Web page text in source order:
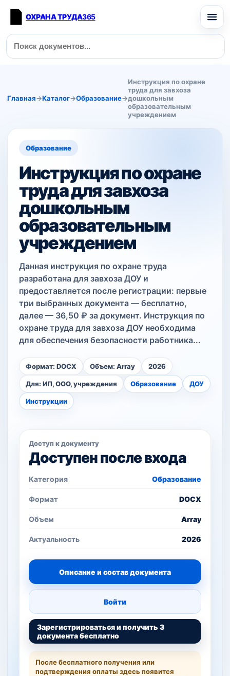
ОХРАНА ТРУДА365
Главная→Каталог→Образование→
Инструкция по охране
труда для завхоза
дошкольным
образовательным
учреждением
Образование
Инструкция по охране
труда для завхоза
дошкольным
образовательным
учреждением
Данная инструкция по охране труда
разработана для завхоза ДОУ и
предоставляется после регистрации: первые
три выбранных документа — бесплатно,
далее — 36,50 ₽ за документ. Инструкция по
охране труда для завхоза ДОУ необходима
для обеспечения безопасности работника...
Формат: DOCX Объем: Array 2026
Для: ИП, ООО, учреждения Образование ДОУ
Инструкции
Доступ к документу
Доступен после входа
Категория Образование
Формат DOCX
Объем Array
Актуальность 2026
Описание и состав документа
Войти
Зарегистрироваться и получить 3
документа бесплатно
После бесплатного получения или
подтверждения оплаты здесь появится